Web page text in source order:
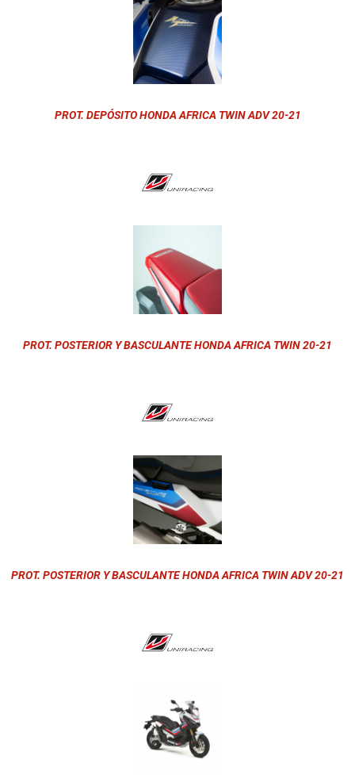
PROT. DEPÓSITO HONDA AFRICA TWIN ADV 20-21
PROT. POSTERIOR Y BASCULANTE HONDA AFRICA TWIN 20-21
PROT. POSTERIOR Y BASCULANTE HONDA AFRICA TWIN ADV 20-21